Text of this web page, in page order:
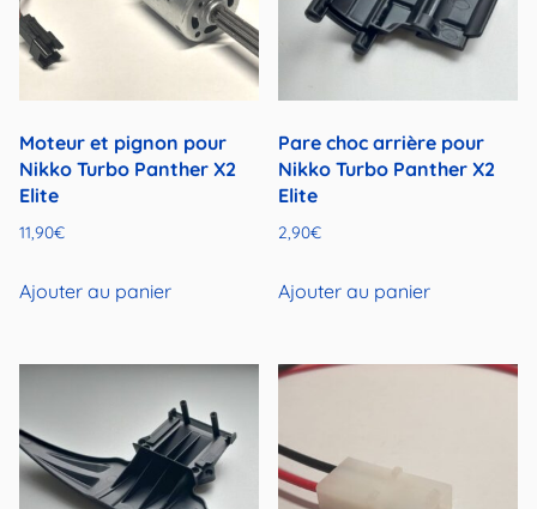
Moteur et pignon pour
Nikko Turbo Panther X2
Elite
11,90€
Ajouter au panier
Pare choc arrière pour
Nikko Turbo Panther X2
Elite
2,90€
Ajouter au panier